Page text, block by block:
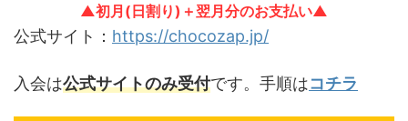
▲初月(日割り)＋翌月分のお支払い▲
公式サイト： https://chocozap.jp/
入会は公式サイトのみ受付です。手順はコチラ